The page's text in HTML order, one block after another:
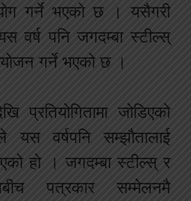
गर्ने भएको छ । यसैगरी
यस वर्ष पनि जगदम्बा स्टील्स्
गर्ने भएको छ ।
जोडिएको
यस वर्षपनि सम्झौतालाई
हो । जगदम्बा स्टील्स् र
पत्रकार सम्मेलनमै